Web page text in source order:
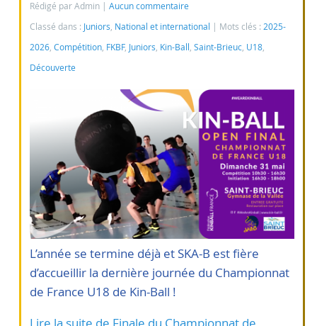
Rédigé par Admin
Aucun commentaire
Classé dans : Juniors, National et international Mots clés : 2025-
2026, Compétition, FKBF, Juniors, Kin-Ball , Saint-Brieuc, U18,
Découverte
L’année se termine déjà et SKA-B est fière
d’accueillir la dernière journée du Championnat
de France U18 de Kin-Ball !
Lire la suite de Finale du Championnat de